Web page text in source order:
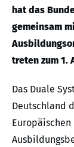
hat das
gemeinsam
treten zum 1.
Das Duale
Deutschland